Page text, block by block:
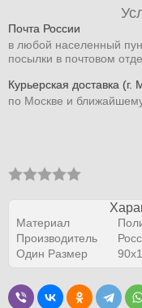
Почта России
в любой населенный
посылки в почтовом
Курьерская доставка (г.
по Москве и
Материал
Производитель
Один Размер